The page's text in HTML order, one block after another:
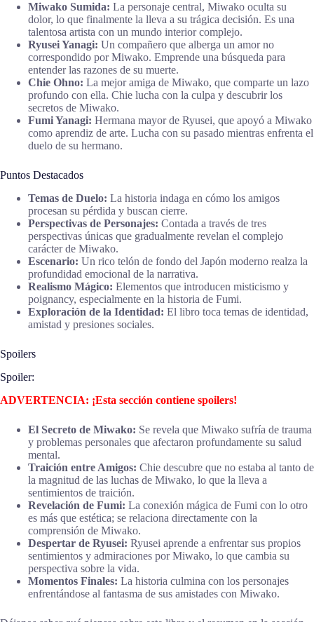
Miwako Sumida: La personaje central, Miwako oculta su
dolor, lo que finalmente la lleva a su trágica decisión. Es una
talentosa artista con un mundo interior complejo.
Ryusei Yanagi: Un compañero que alberga un amor no
correspondido por Miwako. Emprende una búsqueda para
entender las razones de su muerte.
Chie Ohno: La mejor amiga de Miwako, que comparte un lazo
profundo con ella. Chie lucha con la culpa y descubrir los
secretos de Miwako.
Fumi Yanagi: Hermana mayor de Ryusei, que apoyó a Miwako
como aprendiz de arte. Lucha con su pasado mientras enfrenta el
duelo de su hermano.
Puntos Destacados
Temas de Duelo: La historia indaga en cómo los amigos
procesan su pérdida y buscan cierre.
Perspectivas de Personajes: Contada a través de tres
perspectivas únicas que gradualmente revelan el complejo
carácter de Miwako.
Escenario: Un rico telón de fondo del Japón moderno realza la
profundidad emocional de la narrativa.
Realismo Mágico: Elementos que introducen misticismo y
poignancy, especialmente en la historia de Fumi.
Exploración de la Identidad: El libro toca temas de identidad,
amistad y presiones sociales.
Spoilers
Spoiler:
ADVERTENCIA: ¡Esta sección contiene spoilers!
El Secreto de Miwako: Se revela que Miwako sufría de trauma
y problemas personales que afectaron profundamente su salud
mental.
Traición entre Amigos: Chie descubre que no estaba al tanto de
la magnitud de las luchas de Miwako, lo que la lleva a
sentimientos de traición.
Revelación de Fumi: La conexión mágica de Fumi con lo otro
es más que estética; se relaciona directamente con la
comprensión de Miwako.
Despertar de Ryusei: Ryusei aprende a enfrentar sus propios
sentimientos y admiraciones por Miwako, lo que cambia su
perspectiva sobre la vida.
Momentos Finales: La historia culmina con los personajes
enfrentándose al fantasma de sus amistades con Miwako.